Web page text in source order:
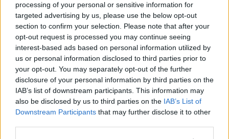
processing of your personal or sensitive information for
targeted advertising by us, please use the below opt-out
section to confirm your selection. Please note that after your
opt-out request is processed you may continue seeing
interest-based ads based on personal information utilized by
us or personal information disclosed to third parties prior to
your opt-out. You may separately opt-out of the further
disclosure of your personal information by third parties on the
IAB’s list of downstream participants. This information may
also be disclosed by us to third parties on the IAB’s List of
Downstream Participants that may further disclose it to other
Få vårt nyhetsbrev utan kostnad
Genom att anmäla dig godkänner du OK-förlagets
personuppgiftspolicy.